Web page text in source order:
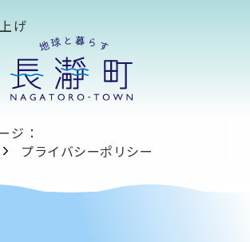
げ
ジ：
プライバシーポリシー